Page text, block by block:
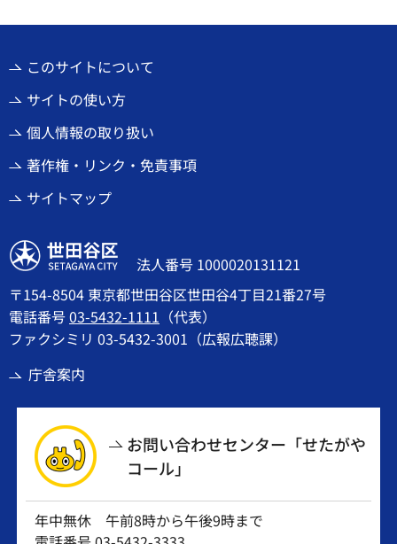
このサイトについて
サイトの使い方
個人情報の取り扱い
著作権・リンク・免責事項
サイトマップ
世田谷区
法人番号 1000020131121
〒154-8504 東京都世田谷区世田谷4丁目21番27号
電話番号03-5432-1111 （代表）
ファクシミリ 03-5432-3001（広報広聴課）
庁舎案内
お問い合わせセンター「せたがや
コール」
年中無休 午前8時から午後9時まで